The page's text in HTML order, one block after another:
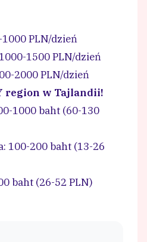
1000 PLN/dzień
1000-1500 PLN/dzień
2000 PLN/dzień
region w Tajlandii!
1000 baht (60-130
100-200 baht (13-26
baht (26-52 PLN)